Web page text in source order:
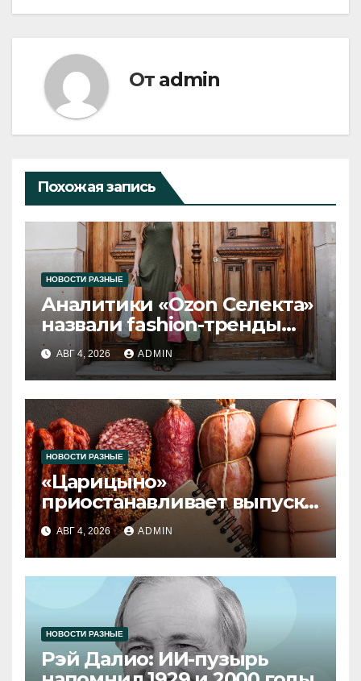
От admin
Похожая запись
НОВОСТИ РАЗНЫЕ
Аналитики «Ozon Селекта»
назвали fashion-тренды
2026 года
АВГ 4, 2026 ADMIN
НОВОСТИ РАЗНЫЕ
«Царицыно»
приостанавливает выпуск
продукции
АВГ 4, 2026 ADMIN
НОВОСТИ РАЗНЫЕ
Рэй Далио: ИИ-пузырь